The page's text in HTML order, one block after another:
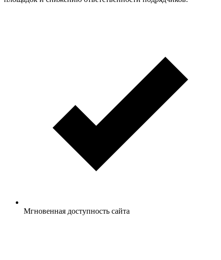
Мгновенная доступность сайта